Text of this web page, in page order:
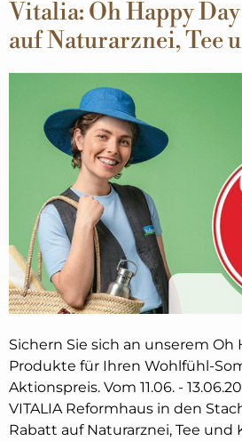
Vitalia: Oh Happy Day
auf Naturarznei, Tee
Sichern Sie sich an unserem Oh
Produkte für Ihren Wohlfühl-
Aktionspreis. Vom 11.06. -
VITALIA Reformhaus in den
Rabatt auf Naturarznei, Tee und